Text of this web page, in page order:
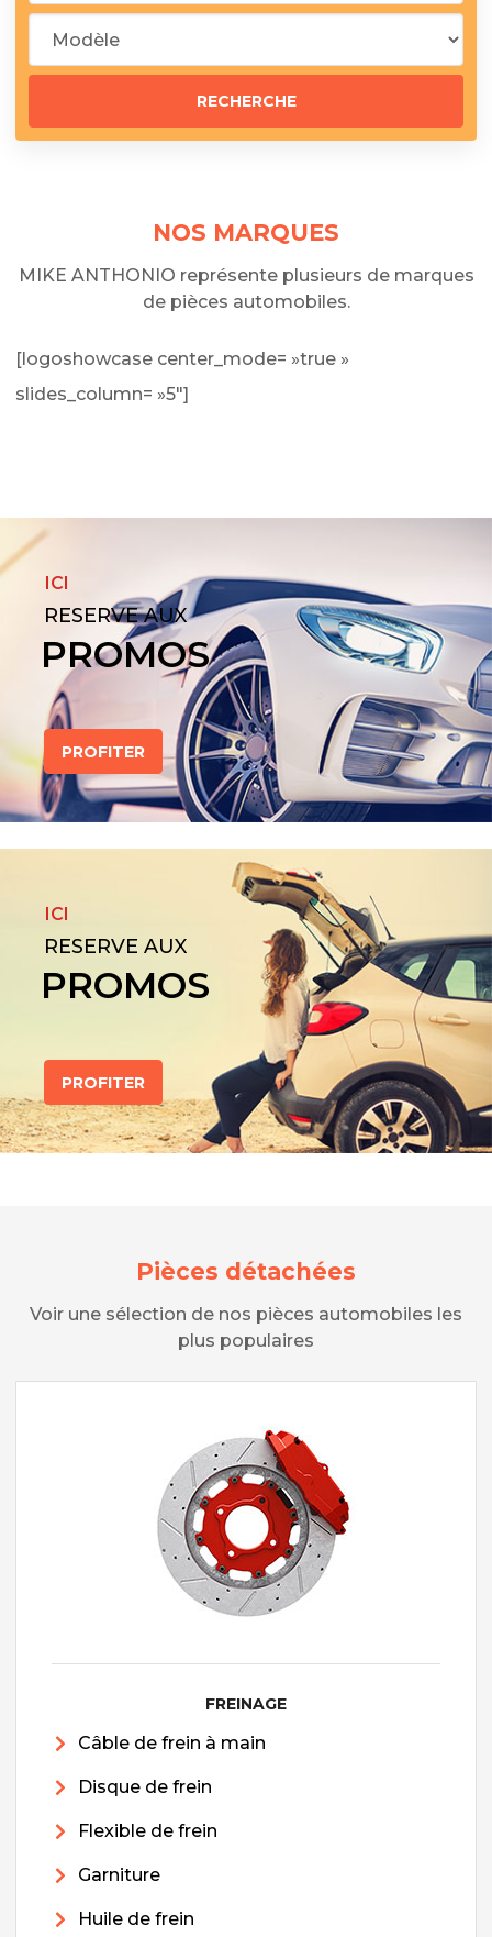
NOS MARQUES
MIKE ANTHONIO représente plusieurs de marques
de pièces automobiles.
[logoshowcase center_mode= »true »
slides_column= »5″]
ICI
RESERVE AUX
PROMOS
PROFITER
ICI
RESERVE AUX
PROMOS
PROFITER
Pièces détachées
Voir une sélection de nos pièces automobiles les
plus populaires
FREINAGE
Câble de frein à main
Disque de frein
Flexible de frein
Garniture
Huile de frein